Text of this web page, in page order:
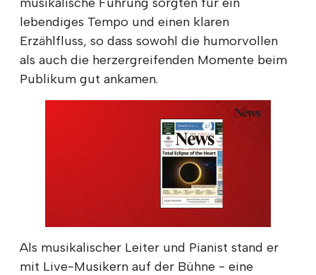
lebendiges Tempo und einen klaren
Erzählfluss, so dass sowohl die humorvollen
als auch die herzergreifenden Momente beim
Publikum gut ankamen.
Als musikalischer Leiter und Pianist stand er
mit Live-Musikern auf der Bühne - eine